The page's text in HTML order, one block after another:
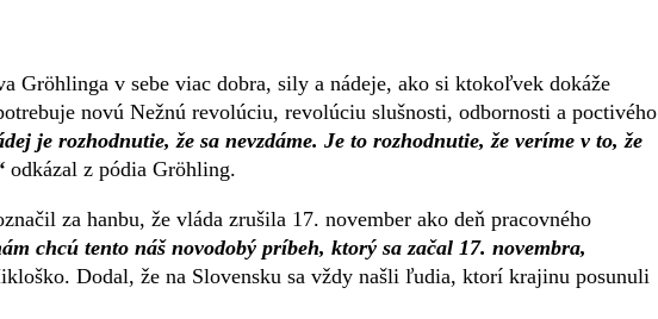
Gröhlinga v sebe viac dobra, sily a nádeje, ako si ktokoľvek dokáže
novú Nežnú revolúciu, revolúciu slušnosti, odbornosti a poctivého
je rozhodnutie, že sa nevzdáme. Je to rozhodnutie, že veríme v to, že
odkázal z pódia Gröhling.
za hanbu, že vláda zrušila 17. november ako deň pracovného
chcú tento náš novodobý príbeh, ktorý sa začal 17. novembra,
Dodal, že na Slovensku sa vždy našli ľudia, ktorí krajinu posunuli